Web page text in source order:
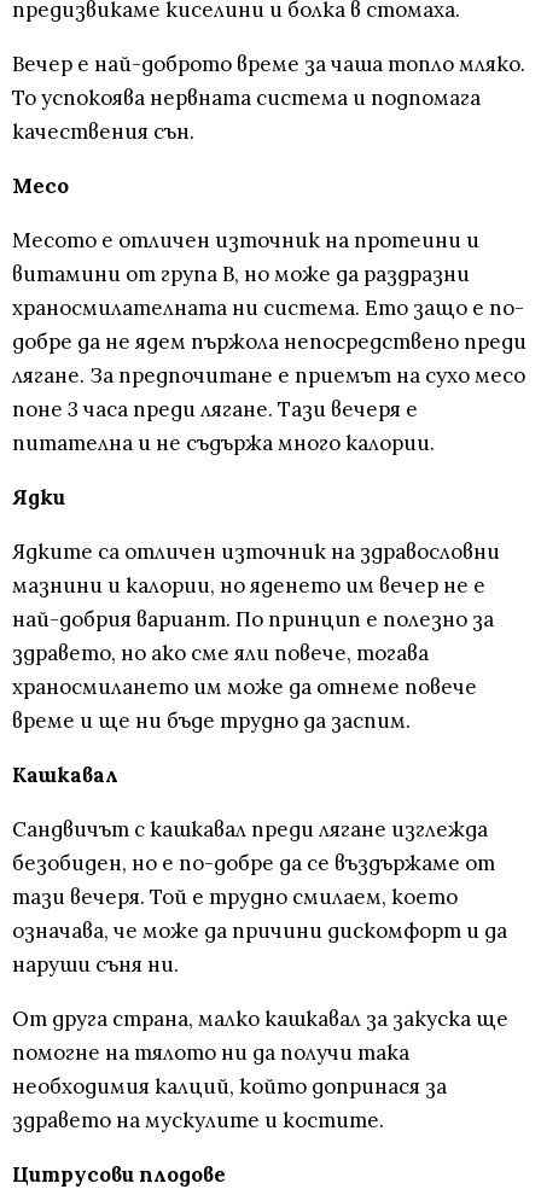
предизвикаме киселини и болка в стомаха.
Вечер е най-доброто време за чаша топло мляко.
То успокоява нервната система и подпомага
качествения сън.
Месо
Месото е отличен източник на протеини и
витамини от група В, но може да раздразни
храносмилателната ни система. Ето защо е по-
добре да не ядем пържола непосредствено преди
лягане. За предпочитане е приемът на сухо месо
поне 3 часа преди лягане. Тази вечеря е
питателна и не съдържа много калории.
Ядки
Ядките са отличен източник на здравословни
мазнини и калории, но яденето им вечер не е
най-добрия вариант. По принцип е полезно за
здравето, но ако сме яли повече, тогава
храносмилането им може да отнеме повече
време и ще ни бъде трудно да заспим.
Кашкавал
Сандвичът с кашкавал преди лягане изглежда
безобиден, но е по-добре да се въздържаме от
тази вечеря. Той е трудно смилаем, което
означава, че може да причини дискомфорт и да
наруши съня ни.
От друга страна, малко кашкавал за закуска ще
помогне на тялото ни да получи така
необходимия калций, който допринася за
здравето на мускулите и костите.
Цитрусови плодове